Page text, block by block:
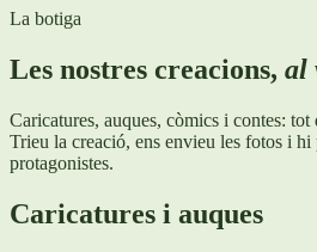
La botiga
Les nostres creacions, al
Caricatures, auques, còmics i contes: tot
Trieu la creació, ens envieu les fotos i hi
protagonistes.
Caricatures i auques